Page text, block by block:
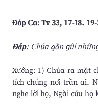
Ðáp Ca: Tv 33, 17-18.
Ðáp: Chúa gần gũi
Xướng: 1) Chúa ra mặt
tích chúng nơi trần ai.
nghe lời họ, Ngài cứu họ